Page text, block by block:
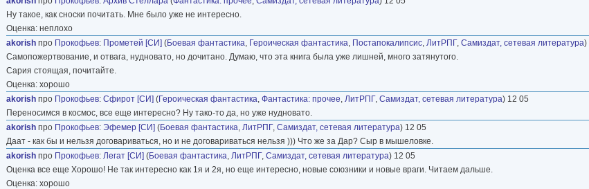
Ну такое, как сноски почитать. Мне было уже не интересно.
Оценка: неплохо
akorish про Прокофьев: Прометей [СИ] (Боевая фантастика, Героическая фантастика, Постапокалипсис, ЛитРПГ, Самиздат, сетевая литература)
Самопожертвование, и отвага, нудновато, но дочитано. Думаю, что эта книга была уже лишней, много затянутого.
Сария стоящая, почитайте.
Оценка: хорошо
akorish про Прокофьев: Сфирот [СИ] (Героическая фантастика, Фантастика: прочее, ЛитРПГ, Самиздат, сетевая литература) 12 05
Переносимся в космос, все еще интересно? Ну тако-то да, но уже нудновато.
akorish про Прокофьев: Эфемер [СИ] (Боевая фантастика, ЛитРПГ, Самиздат, сетевая литература) 12 05
Даат - как бы и нельзя договариваться, но и не договариваться нельзя ))) Что же за Дар? Сыр в мышеловке.
akorish про Прокофьев: Легат [СИ] (Боевая фантастика, ЛитРПГ, Самиздат, сетевая литература) 12 05
Оценка все еще Хорошо! Не так интересно как 1я и 2я, но еще интересно, новые союзники и новые враги. Читаем дальше.
Оценка: хорошо